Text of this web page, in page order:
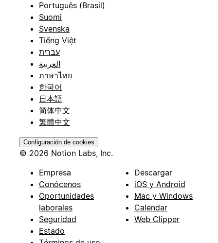
Português (Brasil)
Suomi
Svenska
Tiếng Việt
עברית
العربية
ภาษาไทย
한국어
日本語
简体中文
繁體中文
Configuración de cookies
© 2026 Notion Labs, Inc.
Empresa
Conócenos
Oportunidades
laborales
Seguridad
Estado
Descargar
iOS y Android
Mac y Windows
Calendar
Web Clipper